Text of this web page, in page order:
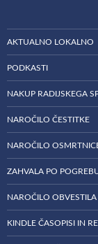
AKTUALNO LOKALNO
PODKASTI
NAKUP RADIJSKEGA
NAROČILO ČESTITKE
NAROČILO
ZAHVALA PO
NAROČILO OBVESTILA
KINDLE ČASOPISI IN